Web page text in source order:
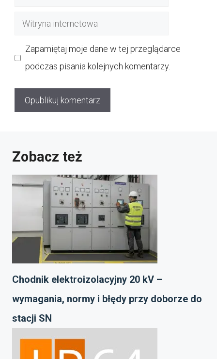
Witryna
Zapamiętaj moje dane w tej przeglądarce
podczas pisania kolejnych komentarzy.
Zobacz też
Chodnik elektroizolacyjny 20 kV –
wymagania, normy i błędy przy doborze do
stacji SN